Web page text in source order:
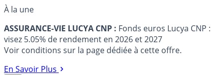
À la une
ASSURANCE-VIE LUCYA CNP : Fonds euros Lucya CNP :
visez 5.05% de rendement en 2026 et 2027
Voir conditions sur la page dédiée à cette offre.
En Savoir Plus